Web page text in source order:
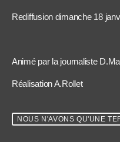
Rediffusion dimanche 18
Animé par la journaliste
Réalisation A.Rollet
NOUS N'AVONS QU'UNE